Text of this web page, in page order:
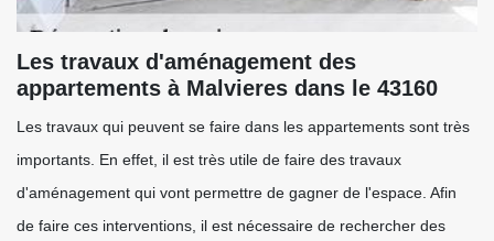
Les travaux d'aménagement des
appartements à Malvieres dans le 43160
Les travaux qui peuvent se faire dans les appartements sont très
importants. En effet, il est très utile de faire des travaux
d'aménagement qui vont permettre de gagner de l'espace. Afin
de faire ces interventions, il est nécessaire de rechercher des